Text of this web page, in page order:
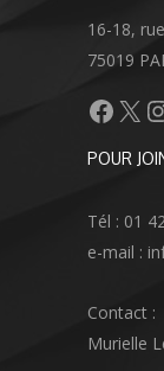
16-18,
75019
X
POUR
Tél : 01
e-mail :
Contact :
Murielle